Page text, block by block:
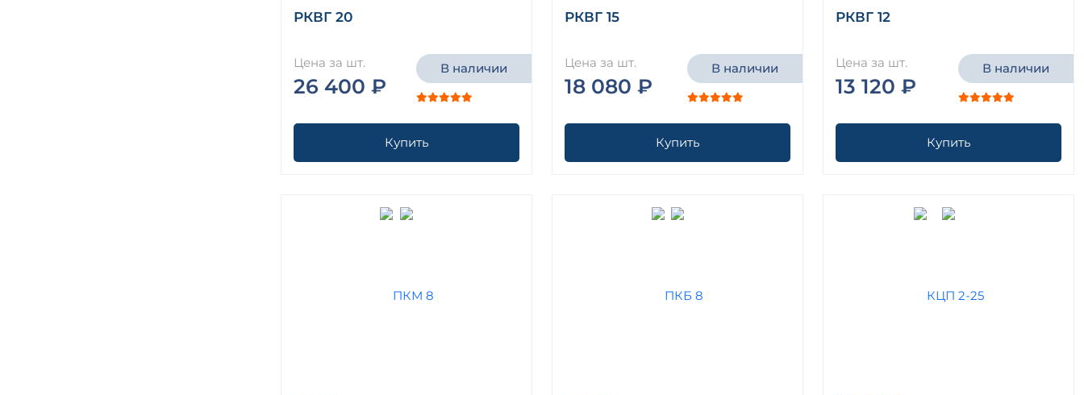
РКВГ 20
Цена за шт.
26 400 ₽
В наличии
Купить
РКВГ 15
Цена за шт.
18 080 ₽
В наличии
Купить
РКВГ 12
Цена за шт.
13 120 ₽
В наличии
Купить